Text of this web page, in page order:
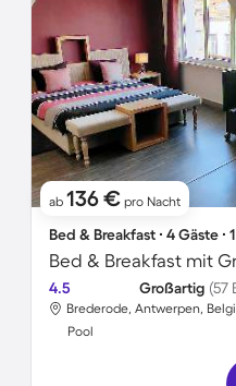
ab 136 € pro Nacht
Bed & Breakfast ∙ 4 Gäste ∙
4.5 Großartig (57
Brederode, Antwerpen,
Pool